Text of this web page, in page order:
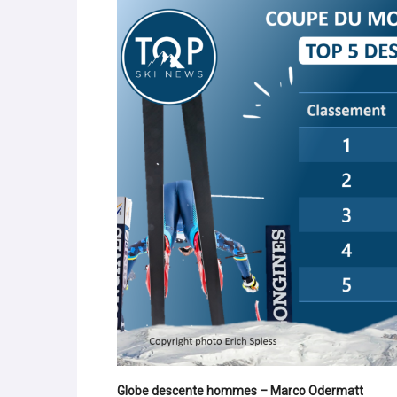
manquait encore à son impressionnante